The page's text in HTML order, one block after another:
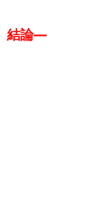
結論―